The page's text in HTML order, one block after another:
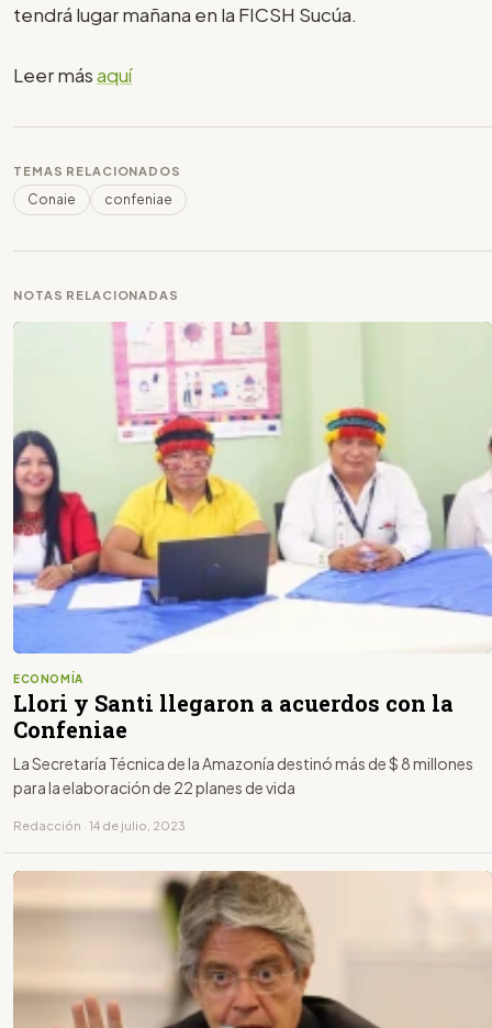
tendrá lugar mañana en la FICSH Sucúa.
Leer másaquí
TEMAS RELACIONADOS
Conaie confeniae
NOTAS RELACIONADAS
ECONOMÍA
Llori y Santi llegaron a acuerdos con la
Confeniae
La Secretaría Técnica de la Amazonía destinó más de $ 8 millones
para la elaboración de 22 planes de vida
Redacción · 14 de julio, 2023